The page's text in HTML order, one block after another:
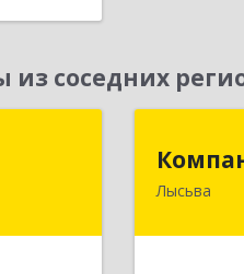
соседних
г,
Лысьва